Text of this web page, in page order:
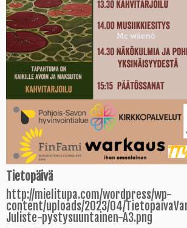
Tietopäivä
http://mielitupa.com/wordpress/wp-
content/uploads/2023/04/
Juliste-pystysuuntainen-A3.png